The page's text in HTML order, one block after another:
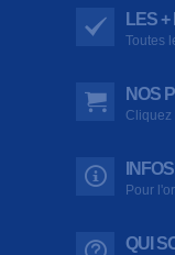
LES +
Toutes
NOS
Cliquez
Pour
QUI